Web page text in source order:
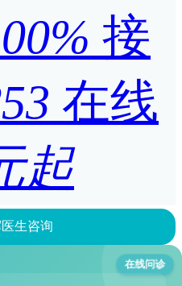
接
在线
起
生咨询
在线问诊